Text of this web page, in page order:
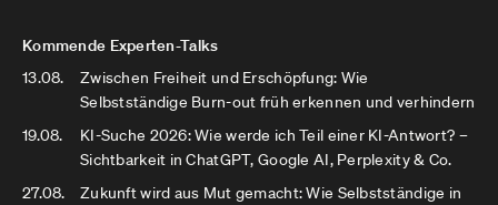
Kommende Experten-Talks
13.08.
Zwischen Freiheit und Erschöpfung: Wie
Selbstständige Burn-out früh erkennen und verhindern
19.08.
KI-Suche 2026: Wie werde ich Teil einer KI-Antwort? –
Sichtbarkeit in ChatGPT, Google AI, Perplexity & Co.
27.08.
Zukunft wird aus Mut gemacht: Wie Selbstständige in